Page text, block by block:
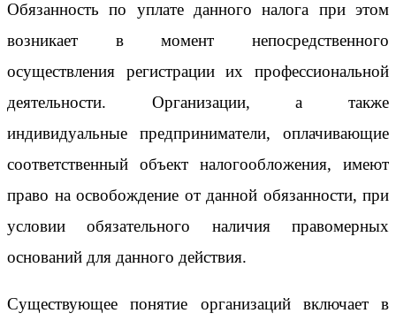
Обязанность по уплате данного налога при этом
возникает в момент непосредственного
осуществления регистрации их профессиональной
деятельности. Организации, а также
индивидуальные предприниматели, оплачивающие
соответственный объект налогообложения, имеют
право на освобождение от данной обязанности, при
условии обязательного наличия правомерных
оснований для данного действия.
Существующее понятие организаций включает в